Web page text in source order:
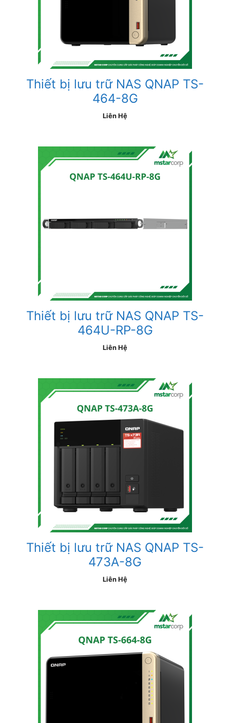
Thiết bị lưu trữ NAS QNAP TS-
464-8G
Liên Hệ
Thiết bị lưu trữ NAS QNAP TS-
464U-RP-8G
Liên Hệ
Thiết bị lưu trữ NAS QNAP TS-
473A-8G
Liên Hệ